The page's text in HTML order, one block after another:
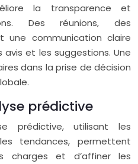
la transparence et
Des réunions, des
une communication claire
et les suggestions. Une
dans la prise de décision
prédictive
prédictive, utilisant les
tendances, permettent
charges et d’affiner les